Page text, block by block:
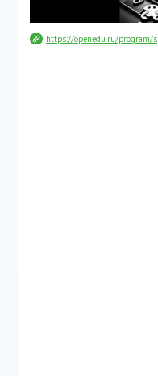
https://openedu.ru/program/